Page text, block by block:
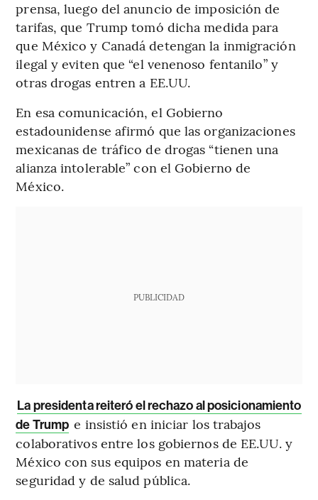
prensa, luego del anuncio de imposición de
tarifas, que Trump tomó dicha medida para
que México y Canadá detengan la inmigración
ilegal y eviten que “el venenoso fentanilo” y
otras drogas entren a EE.UU.
En esa comunicación, el Gobierno
estadounidense afirmó que las organizaciones
mexicanas de tráfico de drogas “tienen una
alianza intolerable” con el Gobierno de
México.
PUBLICIDAD
La presidenta reiteró el rechazo al posicionamiento
de Trump e insistió en iniciar los trabajos
colaborativos entre los gobiernos de EE.UU. y
México con sus equipos en materia de
seguridad y de salud pública.